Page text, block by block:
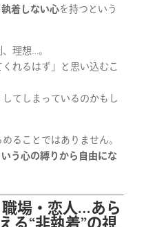
執着しない心を持つという
理想…。
くれるはず」と思い込むこ
てしまっているのかもし
ることではありません。
う心の縛りから自由にな
場・恋人…あら